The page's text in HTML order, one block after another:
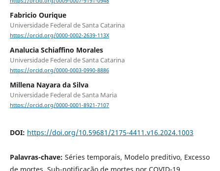
Fabricio Ourique
Universidade Federal de Santa Catarina
https://orcid.org/0000-0002-2639-113X
Analucia Schiaffino Morales
Universidade Federal de Santa Catarina
https://orcid.org/0000-0003-0990-8886
Millena Nayara da Silva
Universidade Federal de Santa Maria
https://orcid.org/0000-0001-8921-7107
DOI: https://doi.org/10.59681/2175-4411.v16.2024.1003
Palavras-chave: Séries temporais, Modelo preditivo, Excesso
de mortes, Sub-notificação de mortes por COVID-19